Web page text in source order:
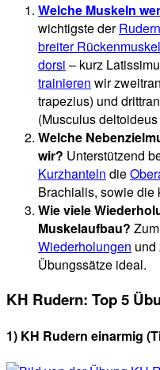
Welche Muskeln
wichtigste der
breiter Rückenmuskel
dorsi – kurz
trainieren wir
trapezius) und
(Musculus
Welche
wir? Unterstützend
Kurzhanteln die
Brachialis, sowie die
Wie viele
Muskelaufbau?
Wiederholungen und
Übungssätze ideal.
KH Rudern: Top 5
1) KH Rudern einarmig